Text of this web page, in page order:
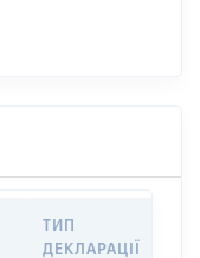
ТИП
ДЕКЛАРАЦІЇ